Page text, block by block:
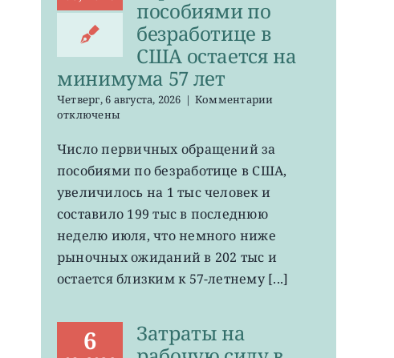
пособиями по
безработице в
США остается на
минимума 57 лет
Четверг, 6 августа, 2026 | Комментариик
первичных
за
в
остается
на
отключены
Число первичных обращений за
пособиями по безработице в США,
увеличилось на 1 тыс человек и
составило 199 тыс в последнюю
неделю июля, что немного ниже
рыночных ожиданий в 202 тыс и
остается близким к 57-летнему [...]
6
Затраты на